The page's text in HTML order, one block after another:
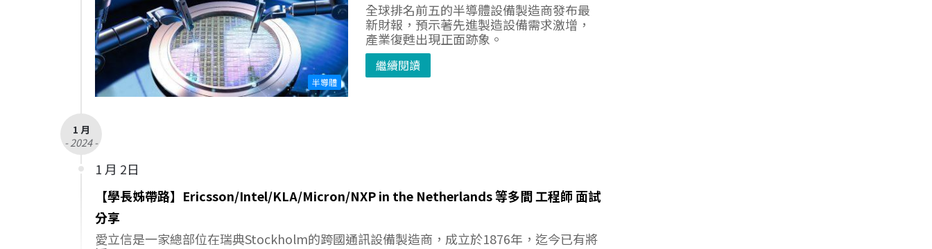
半導體
全球排名前五的半導體設備製造商發布最
新財報，預示著先進製造設備需求激增，
產業復甦出現正面跡象。
繼續閱讀
1 月
- 2024 -
1 月 2日
【學長姊帶路】Ericsson/Intel/KLA/Micron/NXP in the Netherlands 等多間 工程師 面試
分享
愛立信是一家總部位在瑞典Stockholm的跨國通訊設備製造商，成立於1876年，迄今已有將